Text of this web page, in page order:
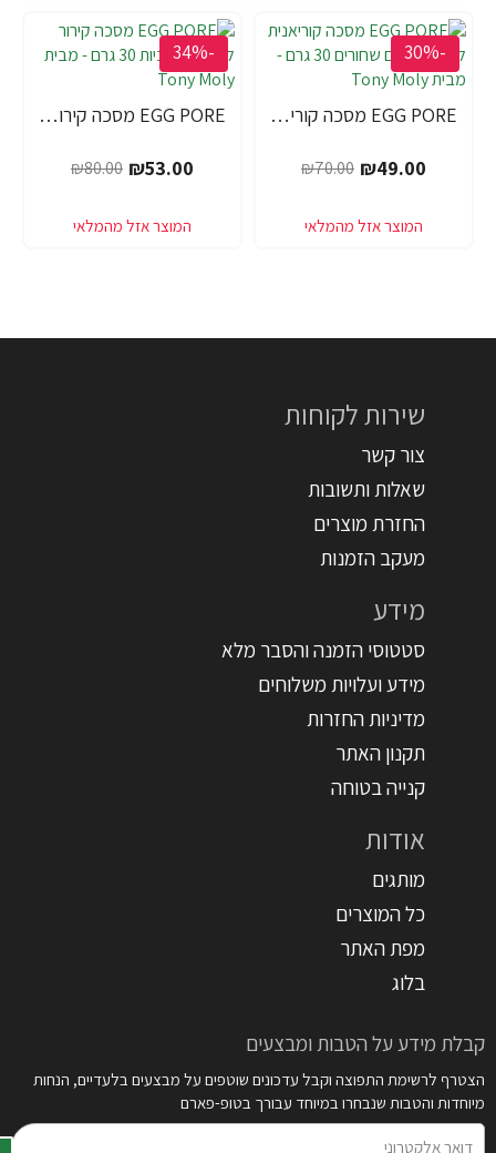
-30%
EGG PORE מסכה קוריאנית לניקוי ראשים שחורים 30 גרם - מבית Tony Moly
₪49.00
₪70.00
-34%
EGG PORE מסכה קירור לכיווץ נקבוביות 30 גרם - מבית Tony Moly
₪53.00
₪80.00
שירות לקוחות
צור קשר
שאלות ותשובות
החזרת מוצרים
מעקב הזמנות
מידע
סטטוסי הזמנה והסבר מלא
מידע ועלויות משלוחים
מדיניות החזרות
תקנון האתר
קנייה בטוחה
אודות
מותגים
כל המוצרים
מפת האתר
בלוג
קבלת מידע על הטבות ומבצעים
הצטרף לרשימת התפוצה וקבל עדכונים שוטפים על מבצעים בלעדיים, הנחות
מיוחדות והטבות שנבחרו במיוחד עבורך בטופ-פארם